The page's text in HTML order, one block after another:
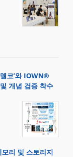
코’와 IOWN®
개념 검증 착수
모리 및 스토리지